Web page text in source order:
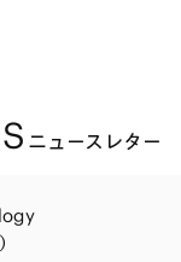
ニュースレター